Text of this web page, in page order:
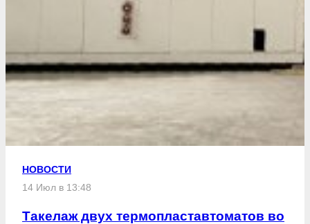
НОВОСТИ
14 Июл в 13:48
Такелаж двух термопластавтоматов во